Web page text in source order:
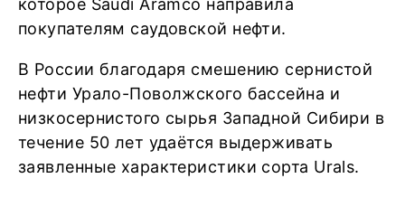
которое Saudi Aramco направила
покупателям саудовской нефти.
В России благодаря смешению сернистой
нефти Урало-Поволжского бассейна и
низкосернистого сырья Западной Сибири в
течение 50 лет удаётся выдерживать
заявленные характеристики сорта Urals.